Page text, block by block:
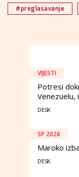
#preglasavanje
VIJESTI
Potresi
Venezuelu,
DESK
SP 2026
Maroko
DESK